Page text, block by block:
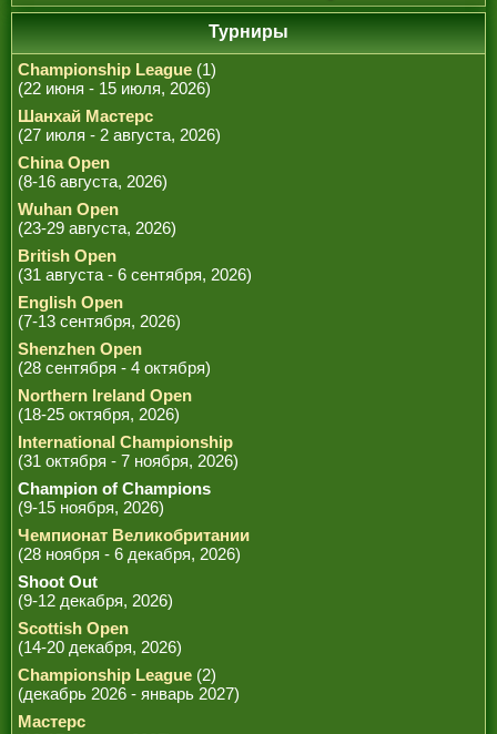
Турниры
Championship League (1)
(22 июня - 15 июля, 2026)
Шанхай Мастерс
(27 июля - 2 августа, 2026)
China Open
(8-16 августа, 2026)
Wuhan Open
(23-29 августа, 2026)
British Open
(31 августа - 6 сентября, 2026)
English Open
(7-13 сентября, 2026)
Shenzhen Open
(28 сентября - 4 октября)
Northern Ireland Open
(18-25 октября, 2026)
International Championship
(31 октября - 7 ноября, 2026)
Champion of Champions
(9-15 ноября, 2026)
Чемпионат Великобритании
(28 ноября - 6 декабря, 2026)
Shoot Out
(9-12 декабря, 2026)
Scottish Open
(14-20 декабря, 2026)
Championship League (2)
(декабрь 2026 - январь 2027)
Мастерс